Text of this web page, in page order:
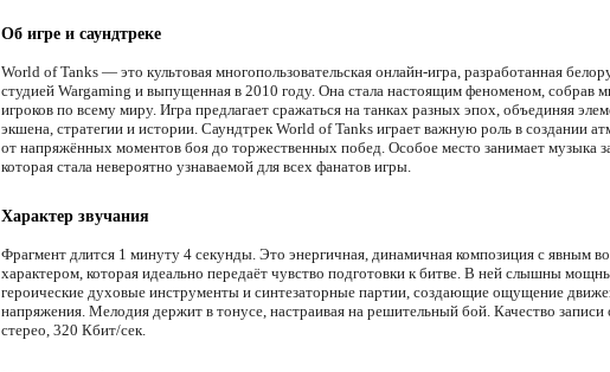
Об игре и саундтреке
World of Tanks — это культовая многопользовательская онлайн-игра, разработанная
студией Wargaming и выпущенная в 2010 году. Она стала настоящим феноменом, собрав
игроков по всему миру. Игра предлагает сражаться на танках разных эпох, объединяя
экшена, стратегии и истории. Саундтрек World of Tanks играет важную роль в создании
от напряжённых моментов боя до торжественных побед. Особое место занимает музыка
которая стала невероятно узнаваемой для всех фанатов игры.
Характер звучания
Фрагмент длится 1 минуту 4 секунды. Это энергичная, динамичная композиция с явным
характером, которая идеально передаёт чувство подготовки к битве. В ней слышны
героические духовые инструменты и синтезаторные партии, создающие ощущение
напряжения. Мелодия держит в тонусе, настраивая на решительный бой. Качество записи
стерео, 320 Кбит/сек.